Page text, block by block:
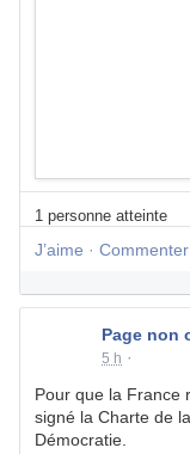
1 personne atteinte
J’aime · Commenter
Page non
5 h ·
Pour que la France
signé la Charte de
Démocratie.